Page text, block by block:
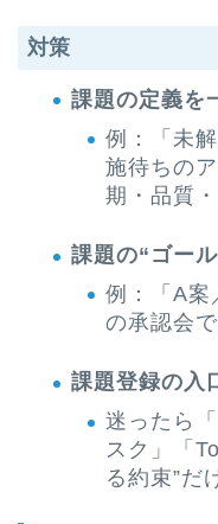
対策
課題の定義を
例：「未
施待ちの
期・品質
課題の“ゴー
例：「A案
の承認会
課題登録の入
迷ったら
スク」「
る約束”だ